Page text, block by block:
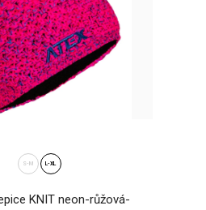
tenká čepice
S-M L-XL
KNIT neon-růžová-